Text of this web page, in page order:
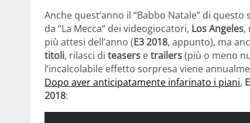
Anche quest’anno il “Babbo Natale” di
da “La Mecca” dei videogiocatori, Los Angeles,
più attesi dell’anno (E3 2018, appunto), ma
titoli, rilasci di teasers etrailers(più o meno
l’incalcolabile effetto sorpresa viene
Dopo aver anticipatamente infarinato i piani,
2018: